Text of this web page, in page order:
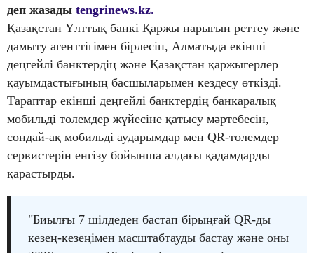
деп жазады tengrinews.kz.
Қазақстан Ұлттық банкі Қаржы нарығын реттеу және
дамыту агенттігімен бірлесіп, Алматыда екінші
деңгейлі банктердің және Қазақстан қаржыгерлер
қауымдастығының басшыларымен кездесу өткізді.
Тараптар екінші деңгейлі банктердің банкаралық
мобильді төлемдер жүйесіне қатысу мәртебесін,
сондай-ақ мобильді аударымдар мен QR-төлемдер
сервистерін енгізу бойынша алдағы қадамдарды
қарастырды.
"Биылғы 7 шілдеден бастап бірыңғай QR-ды
кезең-кезеңімен масштабтауды бастау және оны